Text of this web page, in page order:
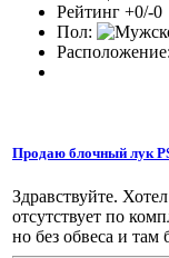
Рейтинг +0/-0
Пол:
Продаю блочный лук
Здравствуйте.
отсутствует по
но без обвеса и там